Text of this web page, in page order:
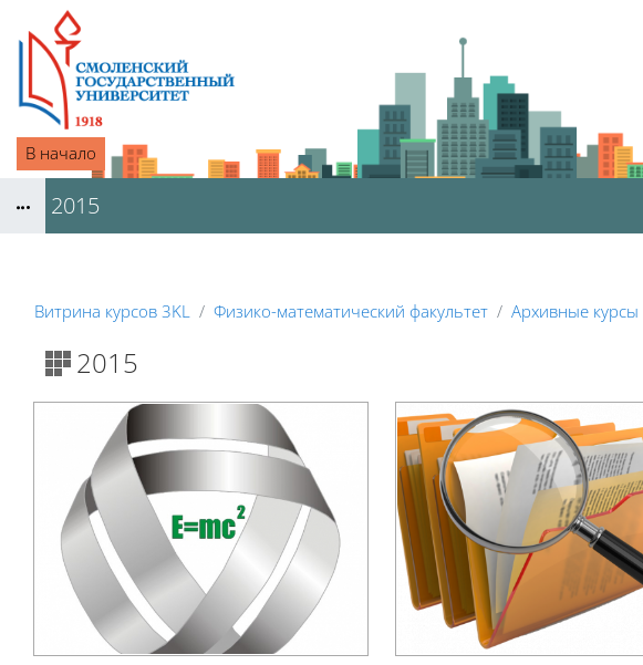
Перейти к основному содержанию
В начало
2015
Витрина курсов 3KL Физико-математический факультет Архивные курсы
Блоки
2015